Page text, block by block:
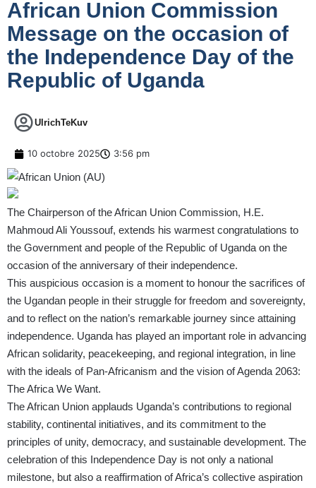
African Union Commission
Message on the occasion of
the Independence Day of the
Republic of Uganda
UlrichTeKuv
10 octobre 2025 3:56 pm
The Chairperson of the African Union Commission, H.E.
Mahmoud Ali Youssouf, extends his warmest congratulations to
the Government and people of the Republic of Uganda on the
occasion of the anniversary of their independence.
This auspicious occasion is a moment to honour the sacrifices of
the Ugandan people in their struggle for freedom and sovereignty,
and to reflect on the nation’s remarkable journey since attaining
independence. Uganda has played an important role in advancing
African solidarity, peacekeeping, and regional integration, in line
with the ideals of Pan-Africanism and the vision of Agenda 2063:
The Africa We Want.
The African Union applauds Uganda’s contributions to regional
stability, continental initiatives, and its commitment to the
principles of unity, democracy, and sustainable development. The
celebration of this Independence Day is not only a national
milestone, but also a reaffirmation of Africa’s collective aspiration